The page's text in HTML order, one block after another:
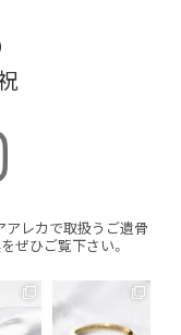
レカで取扱うご遺骨
ぜひご覧下さい。